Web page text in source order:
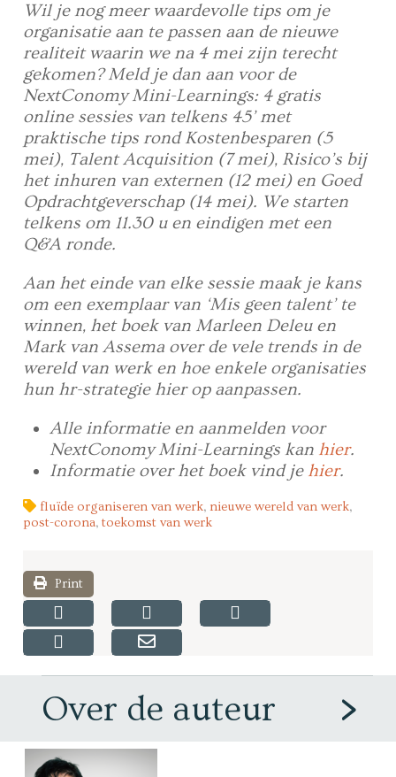
Wil je nog meer waardevolle tips om je
organisatie aan te passen aan de nieuwe
realiteit waarin we na 4 mei zijn terecht
gekomen? Meld je dan aan voor de
NextConomy Mini-Learnings: 4 gratis
online sessies van telkens 45’ met
praktische tips rond Kostenbesparen (5
mei), Talent Acquisition (7 mei), Risico’s bij
het inhuren van externen (12 mei) en Goed
Opdrachtgeverschap (14 mei). We starten
telkens om 11.30 u en eindigen met een
Q&A ronde.
Aan het einde van elke sessie maak je kans
om een exemplaar van ‘Mis geen talent’ te
winnen, het boek van Marleen Deleu en
Mark van Assema over de vele trends in de
wereld van werk en hoe enkele organisaties
hun hr-strategie hier op aanpassen.
Alle informatie en aanmelden voor
NextConomy Mini-Learnings kan hier.
Informatie over het boek vind je hier.
fluïde organiseren van werk,nieuwe wereld van werk,
post-corona,toekomst van werk
Print
Over de auteur